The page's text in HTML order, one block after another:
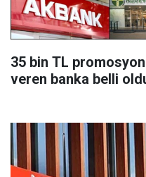
35 bin TL
veren banka belli